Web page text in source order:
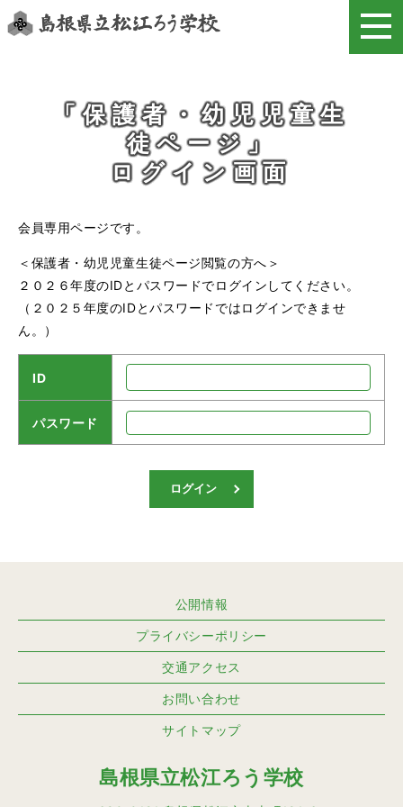
このページの本文へ
「保護者・幼児児童生
徒ページ」
ログイン画面
会員専用ページです。
＜保護者・幼児児童生徒ページ閲覧の方へ＞
２０２６年度のIDとパスワードでログインしてください。
（２０２５年度のIDとパスワードではログインできませ
ん。）
ID
パスワード
ログイン
公開情報
プライバシーポリシー
交通アクセス
お問い合わせ
サイトマップ
島根県立松江ろう学校